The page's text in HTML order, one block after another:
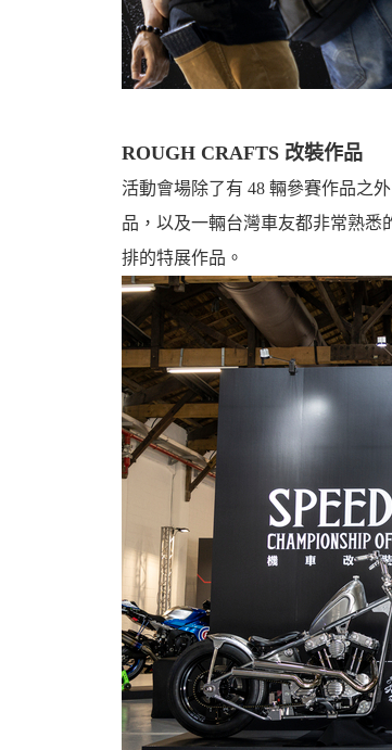
ROUGH CRAFTS 改裝作品
活動會場除了有 48 輛參賽作品之
品，以及一輛台灣車友都非常熟悉
排的特展作品。